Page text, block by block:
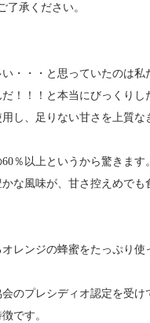
承ください。
・・・と思っていたのは私
！！！と本当にびっくりし
し、足りない甘さを上質
％以上というから驚きます。
な風味が、甘さ控えめでも
レンジの蜂蜜をたっぷり
のプレシディオ認定を受け
です。